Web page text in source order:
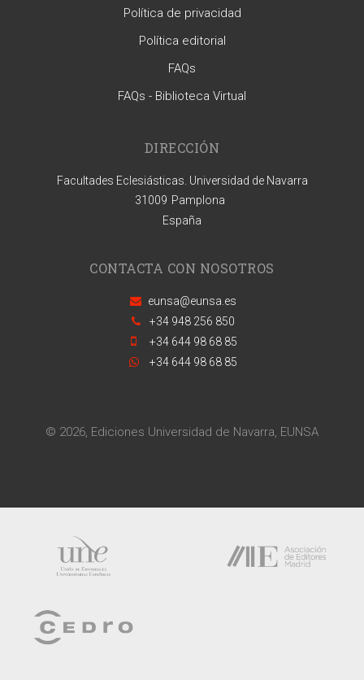
Política de privacidad
Política editorial
FAQs
FAQs - Biblioteca Virtual
DIRECCIÓN
Facultades Eclesiásticas. Universidad de Navarra
31009 Pamplona
España
CONTACTA CON NOSOTROS
eunsa@eunsa.es
+34 948 256 850
+34 644 98 68 85
+34 644 98 68 85
© 2026, Ediciones Universidad de Navarra, EUNSA